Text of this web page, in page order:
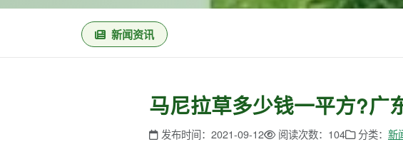
新闻资讯
马尼拉草多少钱一平方?广
发布时间：2021-09-12 阅读次数：104 分类： 新